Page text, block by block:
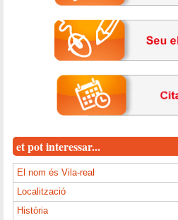
et pot interessar...
El nom és Vila-real
Localització
Història